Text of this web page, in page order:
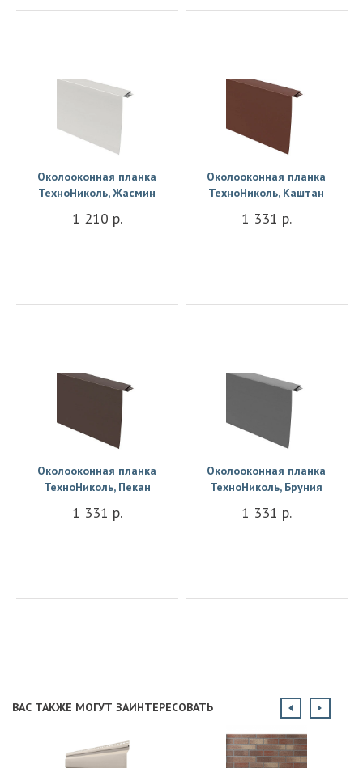
Околооконная планка
ТехноНиколь, Жасмин
1 210 р.
Околооконная планка
ТехноНиколь, Каштан
1 331 р.
Околооконная планка
ТехноНиколь, Пекан
1 331 р.
Купить
Околооконная планка
ТехноНиколь, Бруния
1 331 р.
Купить
ВАС ТАКЖЕ МОГУТ ЗАИНТЕРЕСОВАТЬ